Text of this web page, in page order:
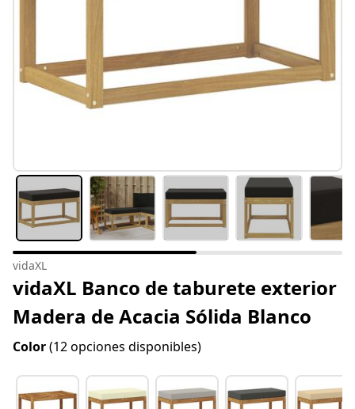
vidaXL
vidaXL Banco de taburete exterior
Madera de Acacia Sólida Blanco
Color(12 opciones disponibles)